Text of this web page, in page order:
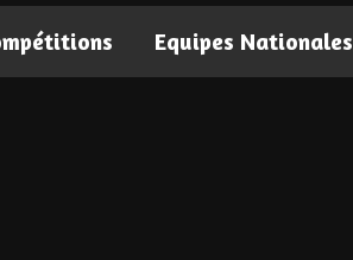
Equipes Nationales